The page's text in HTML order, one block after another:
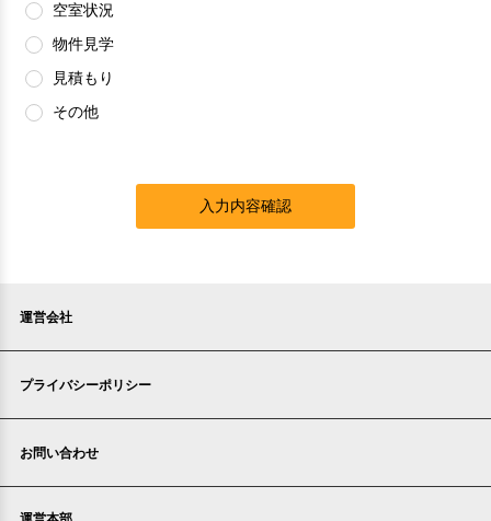
空室状況
物件見学
見積もり
その他
入力内容確認
運営会社
プライバシーポリシー
お問い合わせ